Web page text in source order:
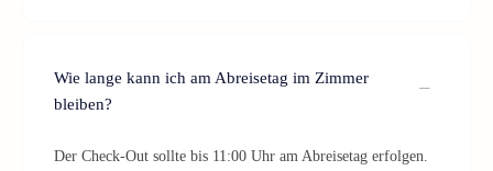
Wie lange kann ich am Abreisetag im Zimmer
bleiben?
Der Check-Out sollte bis 11:00 Uhr am Abreisetag erfolgen.